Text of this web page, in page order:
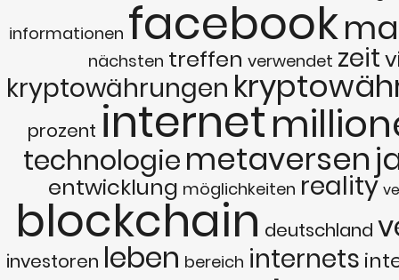
informationen facebook
nächsten treffen verwendet zeit
kryptowährungen
prozent internet
technologiemetaversen
entwicklung möglichkeiten reality
blockchain deutschland
investoren leben bereich internets